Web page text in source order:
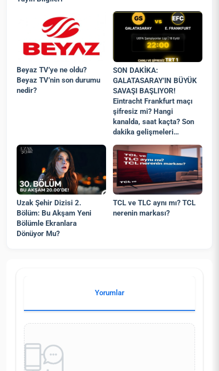
Beyaz TV’ye ne oldu?
Beyaz TV’nin son durumu
nedir?
SON DAKİKA:
GALATASARAY’IN BÜYÜK
SAVAŞI BAŞLIYOR!
Eintracht Frankfurt maçı
şifresiz mi? Hangi
kanalda, saat kaçta? Son
dakika gelişmeleri…
Uzak Şehir Dizisi 2.
Bölüm: Bu Akşam Yeni
Bölümle Ekranlara
Dönüyor Mu?
TCL ve TLC aynı mı? TCL
nerenin markası?
Yorumlar